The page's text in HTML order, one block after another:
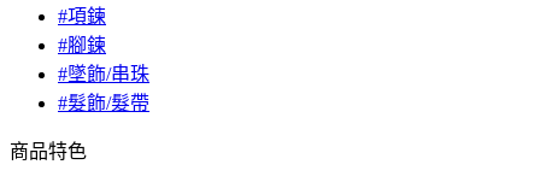
#項鍊
#腳鍊
#墜飾/串珠
#髮飾/髮帶
商品特色